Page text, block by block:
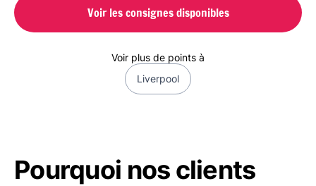
Voir les consignes disponibles
Voir plus de points à
Liverpool
Pourquoi nos clients